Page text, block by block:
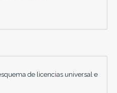
de licencias universal e